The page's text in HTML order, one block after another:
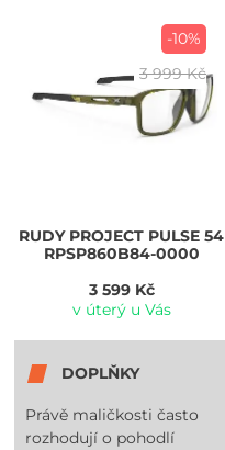
-10%
3 999 Kč
RUDY PROJECT PULSE 54
RPSP860B84-0000
3 599 Kč
v úterý u Vás
DOPLŇKY
Právě maličkosti často
rozhodují o pohodlí